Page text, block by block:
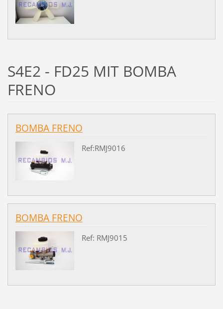
S4E2 - FD25 MIT BOMBA
FRENO
BOMBA FRENO
Ref:RMJ9016
BOMBA FRENO
Ref: RMJ9015